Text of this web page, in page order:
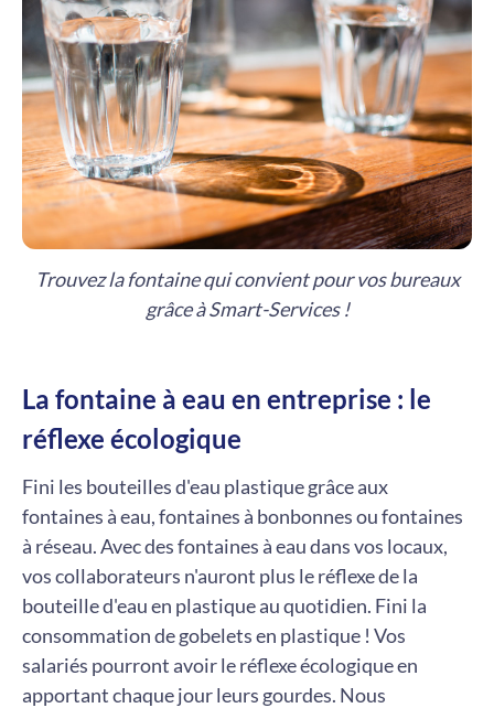
Trouvez la fontaine qui convient pour vos bureaux
grâce à Smart-Services !
La fontaine à eau en entreprise : le
réflexe écologique
Fini les bouteilles d'eau plastique grâce aux
fontaines à eau, fontaines à bonbonnes ou fontaines
à réseau. Avec des fontaines à eau dans vos locaux,
vos collaborateurs n'auront plus le réflexe de la
bouteille d'eau en plastique au quotidien. Fini la
consommation de gobelets en plastique ! Vos
salariés pourront avoir le réflexe écologique en
apportant chaque jour leurs gourdes. Nous